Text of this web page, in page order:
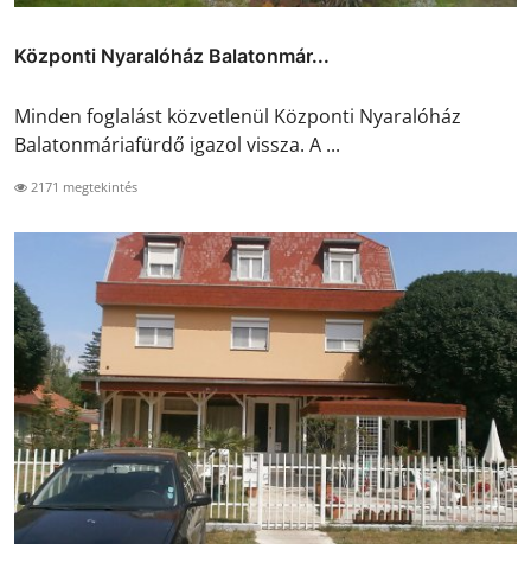
Központi Nyaralóház Balatonmár...
Minden foglalást közvetlenül Központi Nyaralóház
Balatonmáriafürdő igazol vissza. A ...
2171 megtekintés